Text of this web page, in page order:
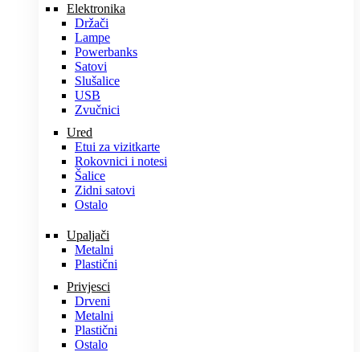
Elektronika
Držači
Lampe
Powerbanks
Satovi
Slušalice
USB
Zvučnici
Ured
Etui za vizitkarte
Rokovnici i notesi
Šalice
Zidni satovi
Ostalo
Upaljači
Metalni
Plastični
Privjesci
Drveni
Metalni
Plastični
Ostalo